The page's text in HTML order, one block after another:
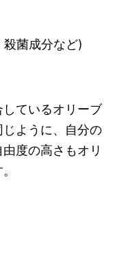
菌成分など)
ているオリーブ
ように、自分の
度の高さもオリ